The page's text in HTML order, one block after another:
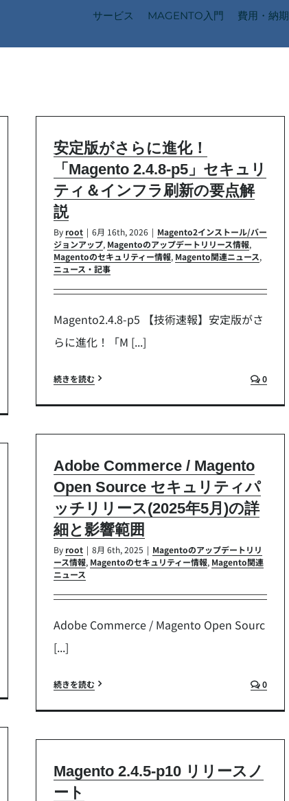
サービス MAGENTO入門 費用・納期
安定版がさらに進化！
「Magento 2.4.8-p5」セキュリ
ティ＆インフラ刷新の要点解
説
By root | 6月 16th, 2026 | Magento2インストール/バー
ジョンアップ, Magentoのアップデートリリース情報,
Magentoのセキュリティー情報, Magento関連ニュース,
ニュース・記事
Magento2.4.8-p5 【技術速報】安定版がさ
らに進化！「M [...]
続きを読む 0
Adobe Commerce / Magento
Open Source セキュリティパ
ッチリリース(2025年5月)の詳
細と影響範囲
By root | 8月 6th, 2025 | Magentoのアップデートリリ
ース情報, Magentoのセキュリティー情報, Magento関連
ニュース
Adobe Commerce / Magento Open Sourc
[...]
続きを読む 0
Magento 2.4.5-p10 リリースノ
ート